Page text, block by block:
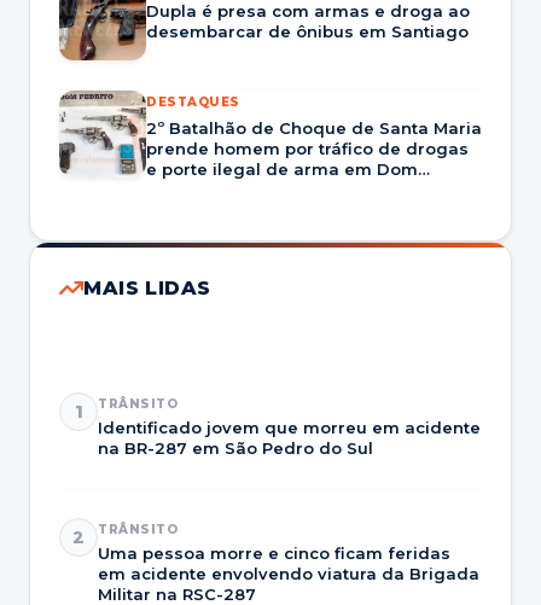
Dupla é presa com armas e droga ao
desembarcar de ônibus em Santiago
DESTAQUES
2º Batalhão de Choque de Santa Maria
prende homem por tráfico de drogas
e porte ilegal de arma em Dom
MAIS LIDAS
1 TRÂNSITO
Identificado jovem que morreu em acidente
na BR-287 em São Pedro do Sul
2 TRÂNSITO
Uma pessoa morre e cinco ficam feridas
em acidente envolvendo viatura da Brigada
Militar na RSC-287